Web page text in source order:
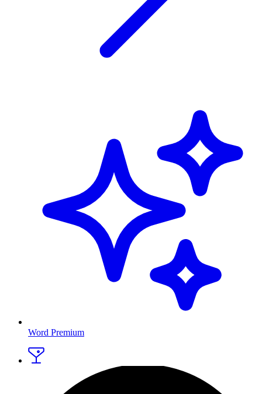
Word Premium